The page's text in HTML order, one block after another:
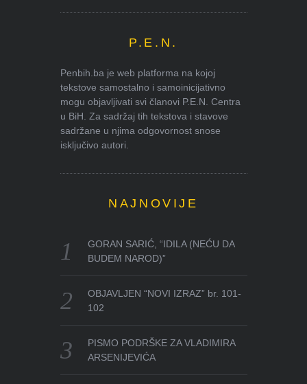
P.E.N.
Penbih.ba je web platforma na kojoj
tekstove samostalno i samoinicijativno
mogu objavljivati svi članovi P.E.N. Centra
u BiH. Za sadržaj tih tekstova i stavove
sadržane u njima odgovornost snose
isključivo autori.
NAJNOVIJE
GORAN SARIĆ, “IDILA (NEĆU DA
BUDEM NAROD)”
OBJAVLJEN “NOVI IZRAZ” br. 101-
102
PISMO PODRŠKE ZA VLADIMIRA
ARSENIJEVIĆA